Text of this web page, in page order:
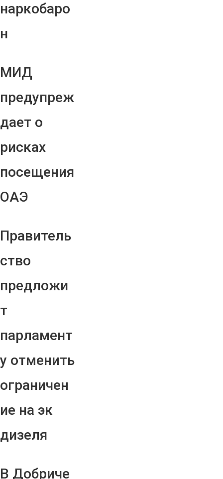
наркобаро
н
МИД
предупреж
дает о
рисках
посещения
ОАЭ
Правитель
ство
предложи
т
парламент
у отменить
ограничен
ие на эк
дизеля
В Добриче